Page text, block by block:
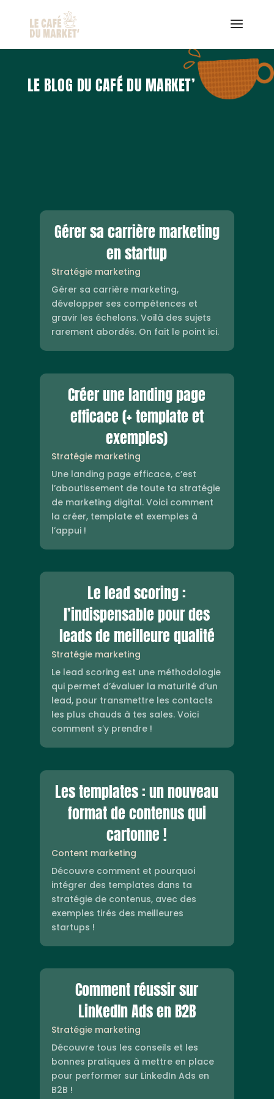
LE BLOG DU CAFÉ DU MARKET’
Gérer sa carrière marketing
en startup
Stratégie marketing
Gérer sa carrière marketing,
développer ses compétences et
gravir les échelons. Voilà des sujets
rarement abordés. On fait le point ici.
Créer une landing page
efficace (+ template et
exemples)
Stratégie marketing
Une landing page efficace, c’est
l’aboutissement de toute ta stratégie
de marketing digital. Voici comment
la créer, template et exemples à
l’appui !
Le lead scoring :
l’indispensable pour des
leads de meilleure qualité
Stratégie marketing
Le lead scoring est une méthodologie
qui permet d’évaluer la maturité d’un
lead, pour transmettre les contacts
les plus chauds à tes sales. Voici
comment s’y prendre !
Les templates : un nouveau
format de contenus qui
cartonne !
Content marketing
Découvre comment et pourquoi
intégrer des templates dans ta
stratégie de contenus, avec des
exemples tirés des meilleures
startups !
Comment réussir sur
LinkedIn Ads en B2B
Stratégie marketing
Découvre tous les conseils et les
bonnes pratiques à mettre en place
pour performer sur LinkedIn Ads en
B2B !